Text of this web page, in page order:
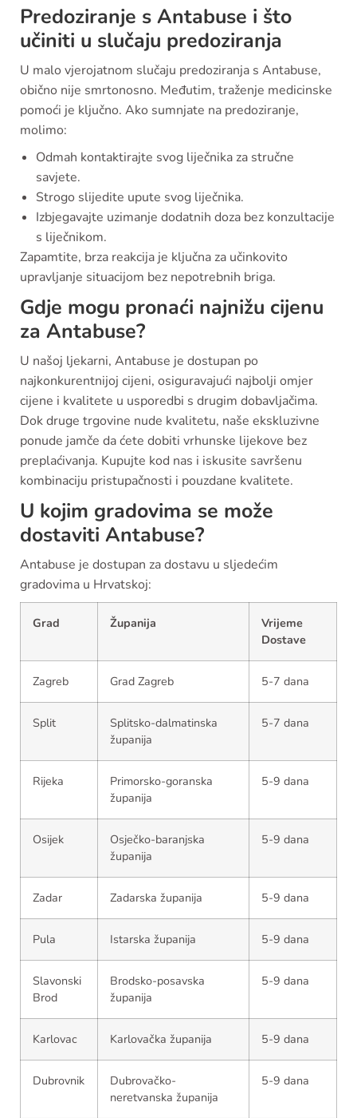
Predoziranje s Antabuse i što
učiniti u slučaju predoziranja
U malo vjerojatnom slučaju predoziranja s Antabuse,
obično nije smrtonosno. Međutim, traženje medicinske
pomoći je ključno. Ako sumnjate na predoziranje,
molimo:
Odmah kontaktirajte svog liječnika za stručne
savjete.
Strogo slijedite upute svog liječnika.
Izbjegavajte uzimanje dodatnih doza bez konzultacije
s liječnikom.
Zapamtite, brza reakcija je ključna za učinkovito
upravljanje situacijom bez nepotrebnih briga.
Gdje mogu pronaći najnižu cijenu
za Antabuse?
U našoj ljekarni, Antabuse je dostupan po
najkonkurentnijoj cijeni, osiguravajući najbolji omjer
cijene i kvalitete u usporedbi s drugim dobavljačima.
Dok druge trgovine nude kvalitetu, naše ekskluzivne
ponude jamče da ćete dobiti vrhunske lijekove bez
preplaćivanja. Kupujte kod nas i iskusite savršenu
kombinaciju pristupačnosti i pouzdane kvalitete.
U kojim gradovima se može
dostaviti Antabuse?
Antabuse je dostupan za dostavu u sljedećim
gradovima u Hrvatskoj:
Grad Županija
Vrijeme
Dostave
Zagreb Grad Zagreb 5-7 dana
Split
Splitsko-dalmatinska
županija
5-7 dana
Rijeka
Primorsko-goranska
županija
5-9 dana
Osijek
Osječko-baranjska
županija
5-9 dana
Zadar Zadarska županija 5-9 dana
Pula Istarska županija 5-9 dana
Slavonski
Brod
Brodsko-posavska
županija
5-9 dana
Karlovac Karlovačka županija 5-9 dana
Dubrovnik
Dubrovačko-
neretvanska županija
5-9 dana